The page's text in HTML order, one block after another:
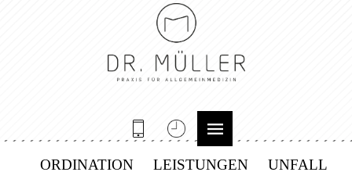
ORDINATION LEISTUNGEN UNFALL